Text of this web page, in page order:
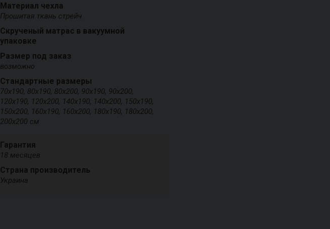
Материал чехла
Прошитая ткань стрейч
Скрученый матрас в вакуумной
упаковке
Размер под заказ
возможно
Стандартные размеры
70х190, 80х190, 80х200, 90х190, 90х200,
120х190, 120х200, 140х190, 140х200, 150х190,
150х200, 160х190, 160х200, 180х190, 180х200,
200х200 см
Гарантия
18 месяцев
Страна производитель
Украина